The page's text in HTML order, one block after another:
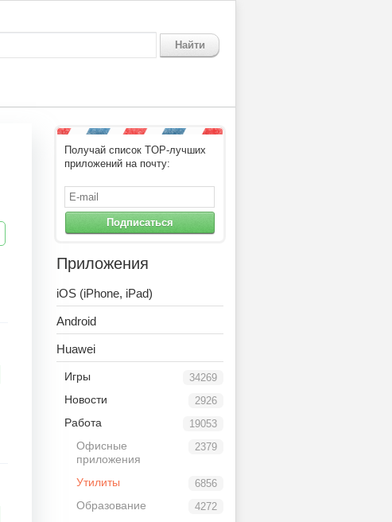
Найти
Получай список TOP-лучших
приложений на почту:
Подписаться
Приложения
iOS (iPhone, iPad)
Android
Huawei
34269
Игры
2926
Новости
19053
Работа
2379
Офисные
приложения
6856
Утилиты
4272
Образование